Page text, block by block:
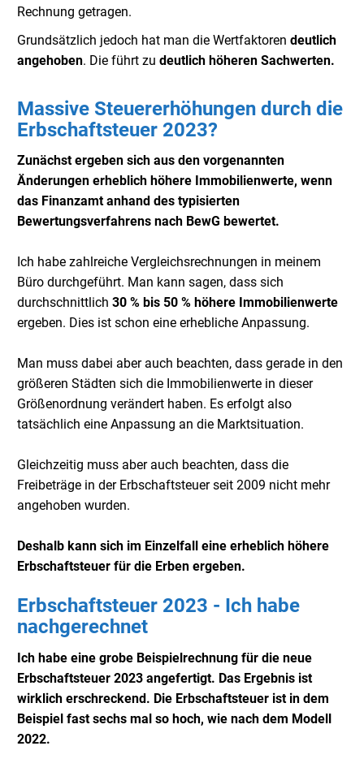
Rechnung getragen.
Grundsätzlich jedoch hat man die Wertfaktoren deutlich
angehoben. Die führt zu deutlich höheren Sachwerten.
Massive Steuererhöhungen durch die
Erbschaftsteuer 2023?
Zunächst ergeben sich aus den vorgenannten
Änderungen erheblich höhere Immobilienwerte, wenn
das Finanzamt anhand des typisierten
Bewertungsverfahrens nach BewG bewertet.
Ich habe zahlreiche Vergleichsrechnungen in meinem
Büro durchgeführt. Man kann sagen, dass sich
durchschnittlich 30 % bis 50 % höhere Immobilienwerte
ergeben. Dies ist schon eine erhebliche Anpassung.
Man muss dabei aber auch beachten, dass gerade in den
größeren Städten sich die Immobilienwerte in dieser
Größenordnung verändert haben. Es erfolgt also
tatsächlich eine Anpassung an die Marktsituation.
Gleichzeitig muss aber auch beachten, dass die
Freibeträge in der Erbschaftsteuer seit 2009 nicht mehr
angehoben wurden.
Deshalb kann sich im Einzelfall eine erheblich höhere
Erbschaftsteuer für die Erben ergeben.
Erbschaftsteuer 2023 - Ich habe
nachgerechnet
Ich habe eine grobe Beispielrechnung für die neue
Erbschaftsteuer 2023 angefertigt. Das Ergebnis ist
wirklich erschreckend. Die Erbschaftsteuer ist in dem
Beispiel fast sechs mal so hoch, wie nach dem Modell
2022.